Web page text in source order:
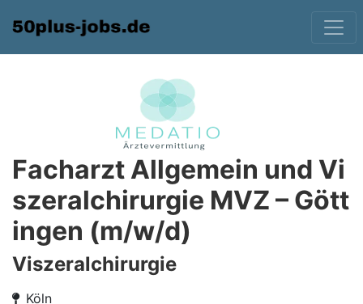
Facharzt Allgemein und Vi
szeralchirurgie MVZ – Gött
ingen (m/w/d)
Viszeralchirurgie
Köln